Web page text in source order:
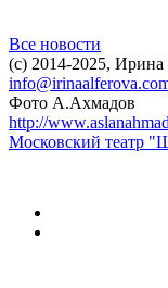
Все новости
(c) 2014-2025,
Фото А.Ахмадов
http://
Московский театр